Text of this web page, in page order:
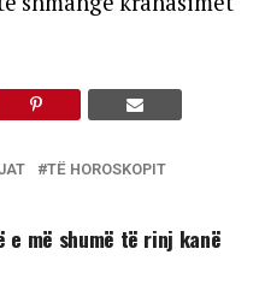
TË HOROSKOPIT
më shumë të rinj kanë